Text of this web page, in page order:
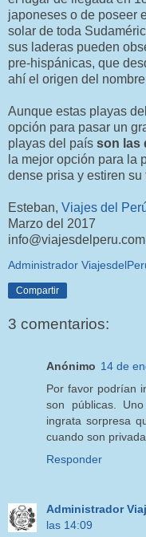
japoneses o de poseer
solar de toda
sus laderas pueden
pre-hispánicas, que
ahí el origen del
Aunque estas playas
opción para pasar un
playas del país son las
la mejor opción para la
dense prisa y estiren
Esteban, Viajes del
Marzo del 2017
info@viajesdelperu.com
Administrador
Compartir
3 comentarios:
Anónimo 14 de
Por favor podrían
son públicas.
ingrata sorpresa
cuando son
Responder
Administrador
las 14:09